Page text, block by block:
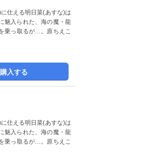
仕える明日菜(あすな)は
魅入られた、海の魔・龍
乗っ取るが…。原ちえこ
購入する
仕える明日菜(あすな)は
魅入られた、海の魔・龍
乗っ取るが…。原ちえこ